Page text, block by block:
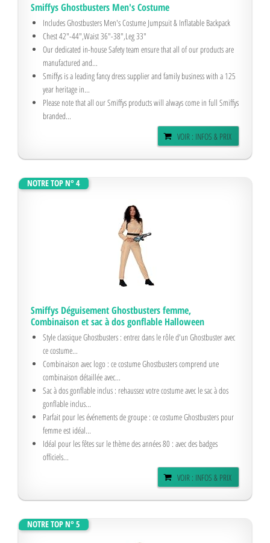
Smiffys Ghostbusters Men's Costume
Includes Ghostbusters Men's Costume Jumpsuit & Inflatable Backpack
Chest 42"-44",Waist 36"-38",Leg 33"
Our dedicated in-house Safety team ensure that all of our products are
manufactured and...
Smiffys is a leading fancy dress supplier and family business with a 125
year heritage in...
Please note that all our Smiffys products will always come in full Smiffys
branded...
VOIR : INFOS & PRIX
NOTRE TOP N° 4
Smiffys Déguisement Ghostbusters femme,
Combinaison et sac à dos gonflable Halloween
Style classique Ghostbusters : entrez dans le rôle d'un Ghostbuster avec
ce costume...
Combinaison avec logo : ce costume Ghostbusters comprend une
combinaison détaillée avec...
Sac à dos gonflable inclus : rehaussez votre costume avec le sac à dos
gonflable inclus...
Parfait pour les événements de groupe : ce costume Ghostbusters pour
femme est idéal...
Idéal pour les fêtes sur le thème des années 80 : avec des badges
officiels...
VOIR : INFOS & PRIX
NOTRE TOP N° 5